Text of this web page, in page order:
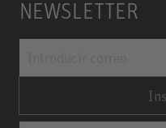
NEWSLETTER